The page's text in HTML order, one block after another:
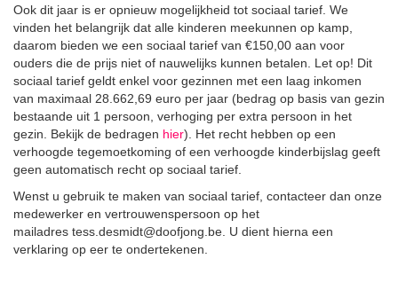
Ook dit jaar is er opnieuw mogelijkheid tot sociaal tarief. We
vinden het belangrijk dat alle kinderen meekunnen op kamp,
daarom bieden we een sociaal tarief van €150,00 aan voor
ouders die de prijs niet of nauwelijks kunnen betalen. Let op! Dit
sociaal tarief geldt enkel voor gezinnen met een laag inkomen
van maximaal 28.662,69 euro per jaar (bedrag op basis van gezin
bestaande uit 1 persoon, verhoging per extra persoon in het
gezin. Bekijk de bedragen hier). Het recht hebben op een
verhoogde tegemoetkoming of een verhoogde kinderbijslag geeft
geen automatisch recht op sociaal tarief.
Wenst u gebruik te maken van sociaal tarief, contacteer dan onze
medewerker en vertrouwenspersoon op het
mailadres tess.desmidt@doofjong.be. U dient hierna een
verklaring op eer te ondertekenen.